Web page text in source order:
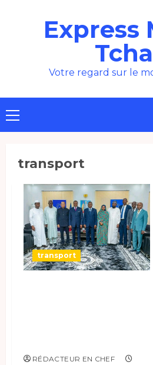
Express
Votre regard sur le
Menu
principal
transport
transport
RÉDACTEUR EN CHEF